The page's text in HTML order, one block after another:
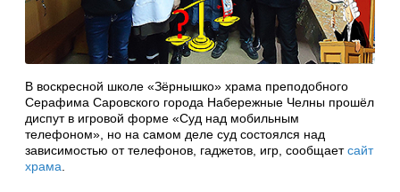
В воскресной школе «Зёрнышко» храма преподобного
Серафима Саровского города Набережные Челны прошёл
диспут в игровой форме «Суд над мобильным
телефоном», но на самом деле суд состоялся над
зависимостью от телефонов, гаджетов, игр, сообщаетсайт
храма